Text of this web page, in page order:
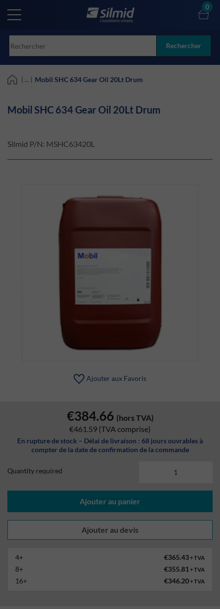
main
Rechercher
0
| ... | Mobil SHC 634 Gear Oil 20Lt Drum
Mobil SHC 634 Gear Oil 20Lt Drum
Silmid P/N: MSHC63420L
Ajouter aux Favoris
€384.66 (hors TVA)
€461.59 (TVA comprise)
En rupture de stock – Délai de livraison : 68 jours ouvrables à
compter de la date de confirmation de la commande
Quantity required
Ajouter au panier
4+ €365.43+ TVA
8+ €355.81 + TVA
16+ €346.20+ TVA